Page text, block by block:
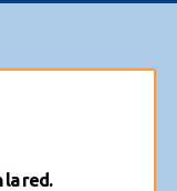
la red.